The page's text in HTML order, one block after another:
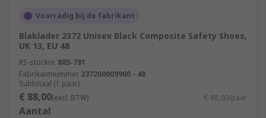
Voorradig bij de fabrikant
Blaklader 2372 Unisex Black Composite Safety Shoes,
UK 13, EU 48
RS-stocknr. 805-781
Fabrikantnummer 237200009900 - 48
Subtotaal (1 paar)
€ 88,00(excl. BTW) € 88,00/paar
Aantal